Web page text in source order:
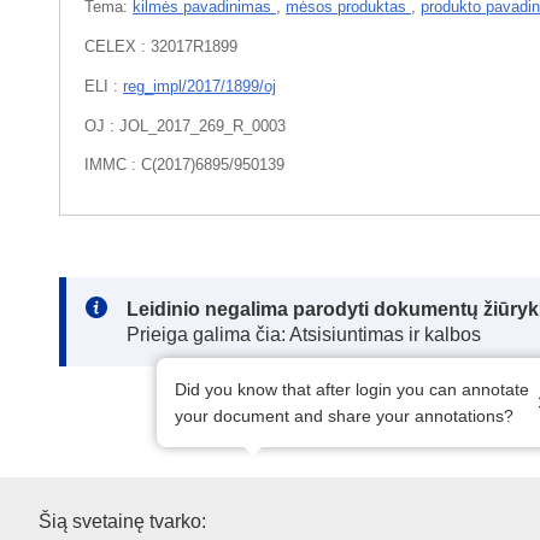
Tema: kilmės pavadinimas , mėsos produktas , produkto
CELEX : 32017R1899
ELI : reg_impl/2017/1899/oj
OJ : JOL_2017_269_R_0003
IMMC : C(2017)6895/950139
Note:
Leidinio negalima parodyti dokumentų
Prieiga galima čia: Atsisiuntimas ir kalbos
Did you know that after login you can annotate
your document and share your annotations?
Europos Sąjungos leidinių
Šią svetainę tvarko: